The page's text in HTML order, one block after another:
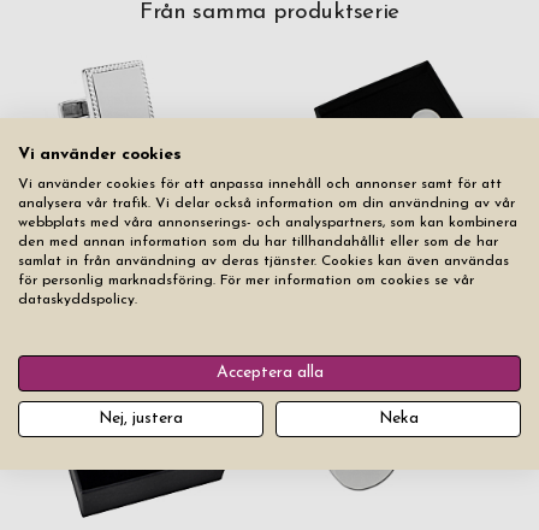
Från samma produktserie
Manschettknappar Ox & Bull
Silver Square
Manschettknappar Milano
Silver Circle
Vi använder cookies
Vi använder cookies för att anpassa innehåll och annonser samt för att
analysera vår trafik. Vi delar också information om din användning av vår
webbplats med våra annonserings- och analyspartners, som kan kombinera
den med annan information som du har tillhandahållit eller som de har
samlat in från användning av deras tjänster. Cookies kan även användas
för personlig marknadsföring. För mer information om cookies se vår
dataskyddspolicy.
Acceptera alla
Nej, justera Neka